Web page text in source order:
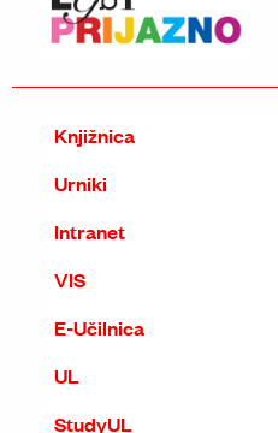
Knjižnica
Urniki
Intranet
VIS
E-Učilnica
UL
StudyUL